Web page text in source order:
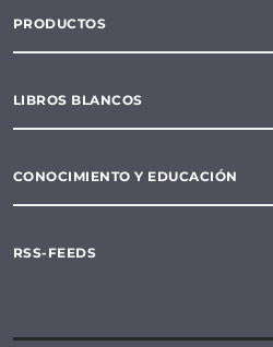
PRODUCTOS
LIBROS BLANCOS
CONOCIMIENTO Y EDUCACIÓN
RSS-FEEDS